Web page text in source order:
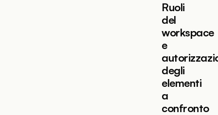
Ruoli
del
workspace
e
degli
elementi
a
confronto